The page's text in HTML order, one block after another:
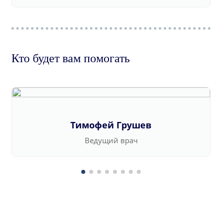
Кто будет вам помогать
Тимофей Грушев
Ведущий врач